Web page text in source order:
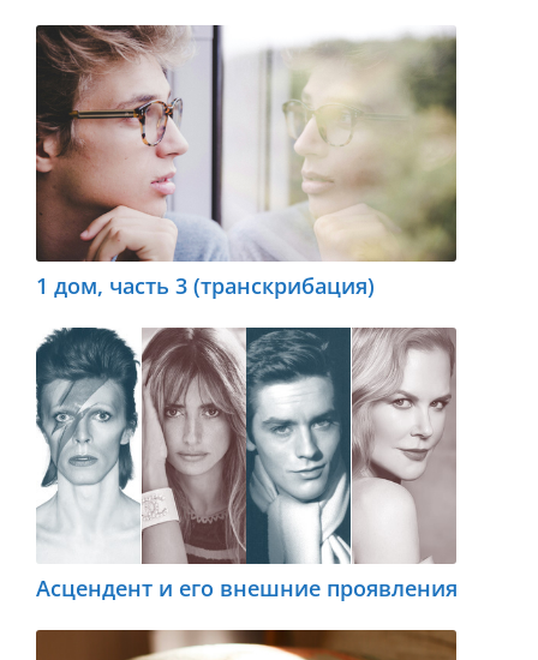
1 дом, часть 3 (транскрибация)
Асцендент и его внешние проявления